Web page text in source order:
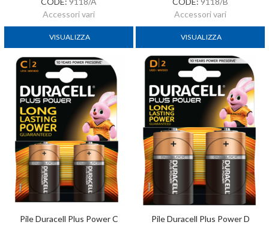
Accessori vari
VISUALIZZA
Accessori vari
VISUALIZZA
Pile Duracell Plus Power C
Pile Duracell Plus Power D